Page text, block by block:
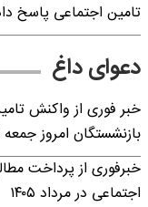
تامین اجتماعی پاسخ
دعوای داغ
خبر فوری از واکنش
بازنشستگان امروز جمعه ۱۶ مرداد ۱۴۰۵
خبرفوری از پرداخت
اجتماعی در مرداد ۱۴۰۵